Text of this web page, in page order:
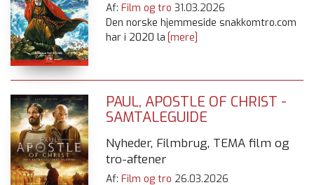
Af: Film og tro 31.03.2026
Den norske hjemmeside snakkomtro.com
har i 2020 la [mere]
PAUL, APOSTLE OF CHRIST -
SAMTALEGUIDE
Nyheder, Filmbrug, TEMA film og
tro-aftener
Af: Film og tro 26.03.2026